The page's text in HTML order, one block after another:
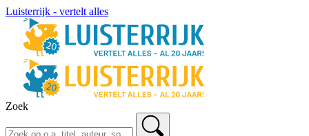
Luisterrijk - vertelt alles
Zoek